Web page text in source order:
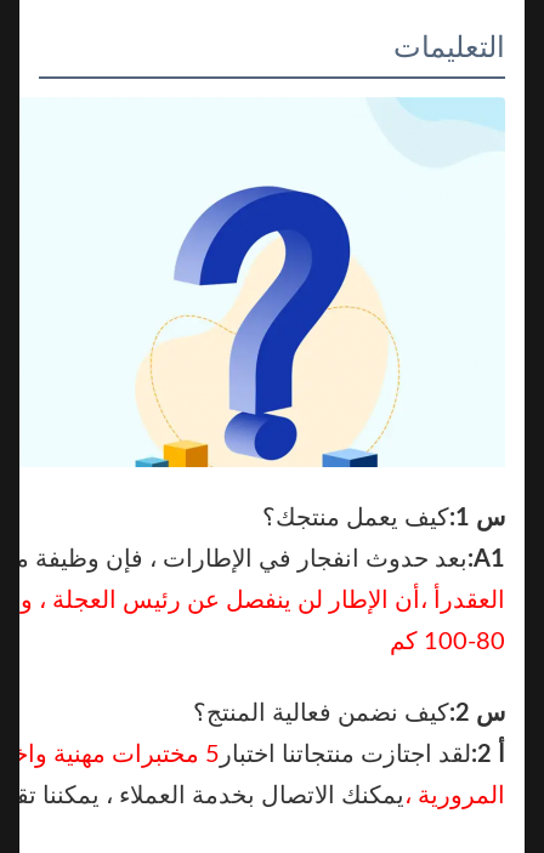
التعليمات
كيف يعمل منتجك؟
بعد حدوث انفجار في الإطارات ، فإن وظيفة
العقدرأ ،أن الإطار لن ينفصل عن رئيس العجلة ، وأن
كيف نضمن فعالية المنتج؟
لقد اجتازت منتجاتنا اختبار 5 مختبرات مهنية واختبار
المرورية ، يمكنك الاتصال بخدمة العملاء ، يمكننا تقديم